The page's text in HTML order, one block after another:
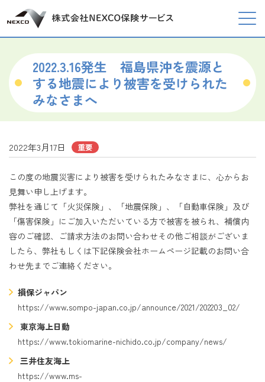
2022.3.16発生 福島県沖を震源と
する地震により被害を受けられた
みなさまへ
2022年3月17日 重要
この度の地震災害により被害を受けられたみなさまに、心からお
見舞い申し上げます。
弊社を通じて「火災保険」、「地震保険」、「自動車保険」及び
「傷害保険」にご加入いただいている方で被害を被られ、補償内
容のご確認、ご請求方法のお問い合わせその他ご相談がございま
したら、弊社もしくは下記保険会社ホームページ記載のお問い合
わせ先までご連絡ください。
損保ジャパン
https://www.sompo-japan.co.jp/announce/2021/202203_02/
東京海上日動
https://www.tokiomarine-nichido.co.jp/company/news/
三井住友海上
https://www.ms-